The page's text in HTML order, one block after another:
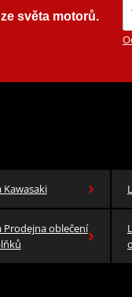
světa motorů.
Kawasaki
Prodejna oblečení